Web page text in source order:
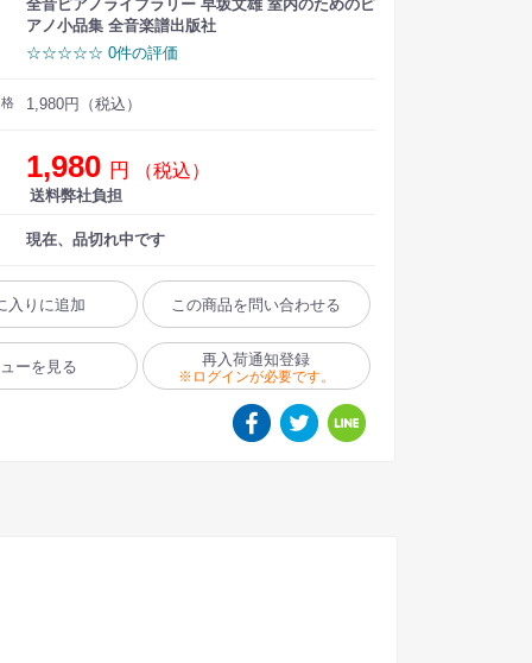
全音ピアノライブラリー 早坂文雄 室内のためのピ
アノ小品集 全音楽譜出版社
☆☆☆☆☆ 0件の評価
1,980円（税込）
1,980 円 （税込）
送料弊社負担
現在、品切れ中です
入りに追加 この商品を問い合わせる
ーを見る 再入荷通知登録
※ログインが必要です。